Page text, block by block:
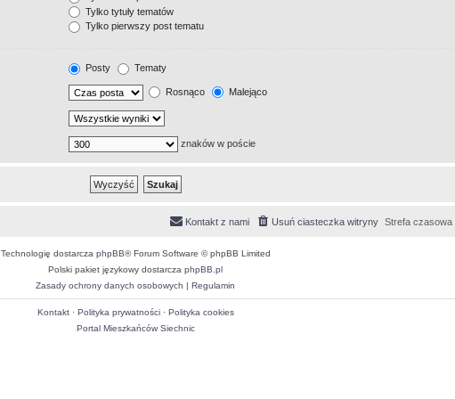
Tylko tytuły tematów
Tylko pierwszy post tematu
Posty Tematy
Rosnąco Malejąco
znaków w poście
Strefa czasowa
Usuń ciasteczka witryny
Kontakt z nami
Technologię dostarcza phpBB® Forum Software © phpBB Limited
Polski pakiet językowy dostarcza phpBB.pl
Zasady ochrony danych osobowych | Regulamin
Kontakt· Polityka prywatności· Polityka cookies
Portal Mieszkańców Siechnic